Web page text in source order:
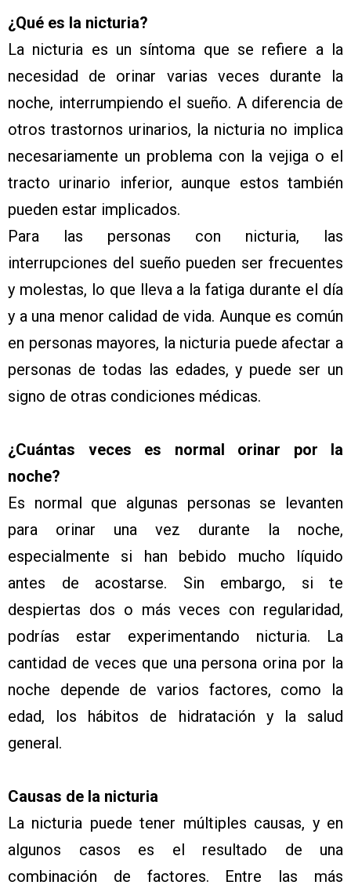
¿Qué es la nicturia?
La nicturia es un síntoma que se refiere a la
necesidad de orinar varias veces durante la
noche, interrumpiendo el sueño. A diferencia de
otros trastornos urinarios, la nicturia no implica
necesariamente un problema con la vejiga o el
tracto urinario inferior, aunque estos también
pueden estar implicados.
Para las personas con nicturia, las
interrupciones del sueño pueden ser frecuentes
y molestas, lo que lleva a la fatiga durante el día
y a una menor calidad de vida. Aunque es común
en personas mayores, la nicturia puede afectar a
personas de todas las edades, y puede ser un
signo de otras condiciones médicas.
¿Cuántas veces es normal orinar por la
noche?
Es normal que algunas personas se levanten
para orinar una vez durante la noche,
especialmente si han bebido mucho líquido
antes de acostarse. Sin embargo, si te
despiertas dos o más veces con regularidad,
podrías estar experimentando nicturia. La
cantidad de veces que una persona orina por la
noche depende de varios factores, como la
edad, los hábitos de hidratación y la salud
general.
Causas de la nicturia
La nicturia puede tener múltiples causas, y en
algunos casos es el resultado de una
combinación de factores. Entre las más